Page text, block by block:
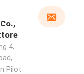
4,
Pilot